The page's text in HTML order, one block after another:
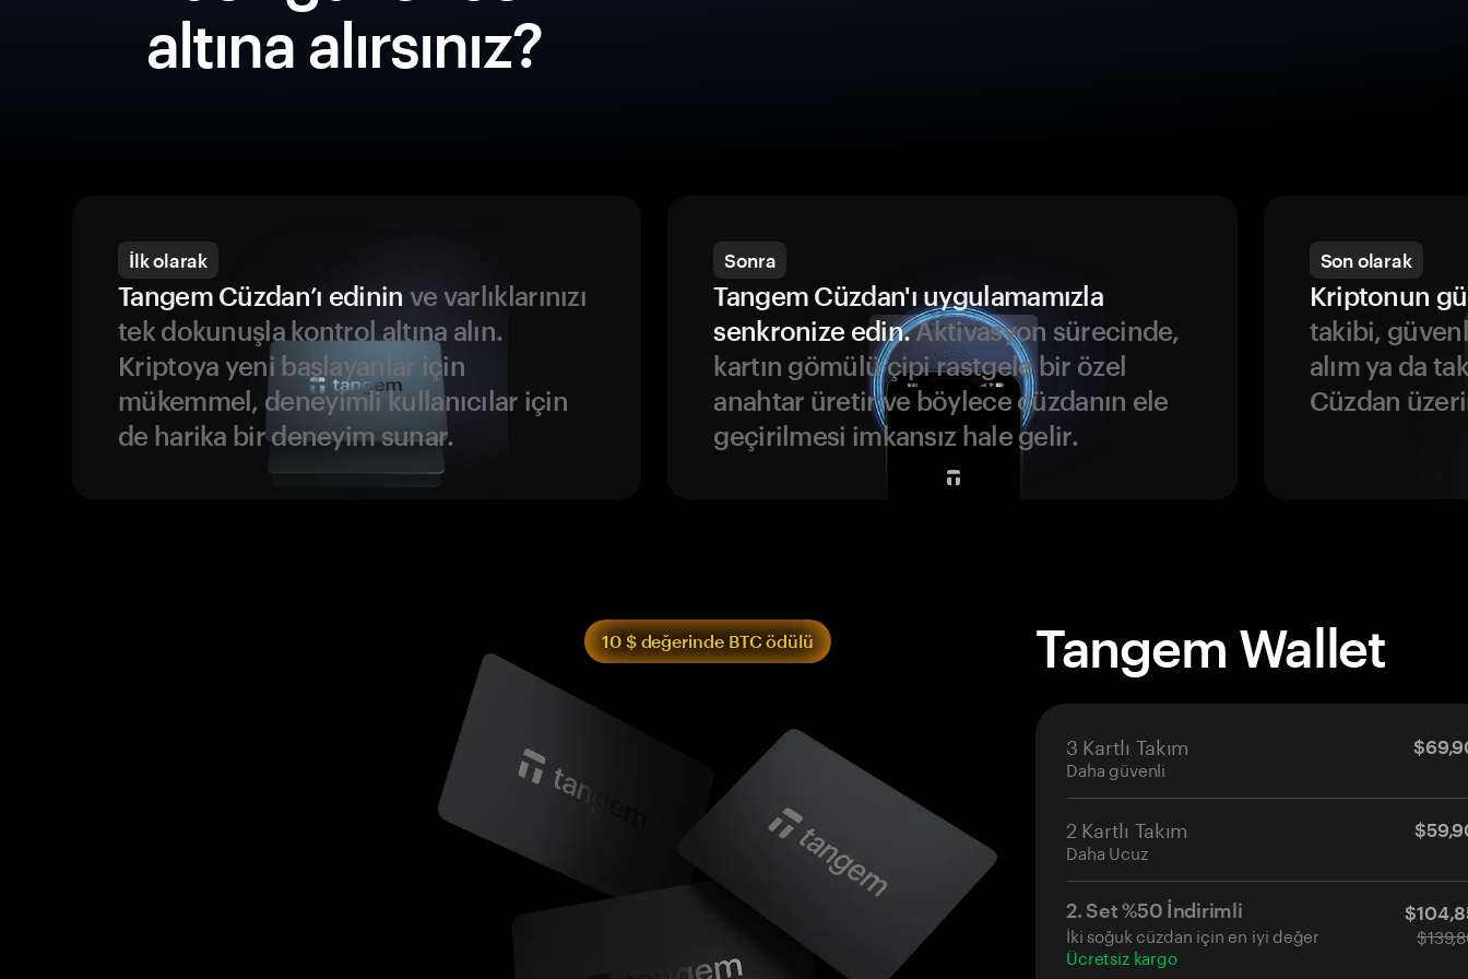
altına alırsınız?
İlk olarak
Tangem Cüzdan’ı edinin ve varlıklarınızı
tek dokunuşla kontrol altına alın.
Kriptoya yeni başlayanlar için
mükemmel, deneyimli kullanıcılar için
de harika bir deneyim sunar.
Sonra
Tangem Cüzdan'ı uygulamamızla
senkronize edin.Aktivasyon sürecinde,
kartın gömülü çipi rastgele bir özel
anahtar üretir ve böylece cüzdanın ele
geçirilmesi imkansız hale gelir.
Son olarak
Kriptonun
takibi,
alım ya da
Cüzdan
10 $ değerinde BTC ödülü Tangem Wallet
3 Kartlı Takım
Daha güvenli
2 Kartlı Takım
Daha Ucuz
2. Set %50 İndirimli
İki soğuk cüzdan için en iyi değer
Ücretsiz kargo